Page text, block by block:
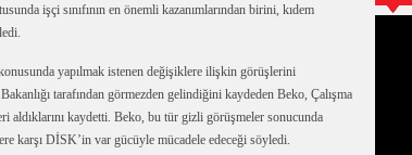
işçi sınıfının en önemli kazanımlarından birini, kıdem
yapılmak istenen değişiklere ilişkin görüşlerini
tarafından görmezden gelindiğini kaydeden Beko, Çalışma
aldıklarını kaydetti. Beko, bu tür gizli görüşmeler sonucunda
karşı DİSK’in var gücüyle mücadele edeceği söyledi.